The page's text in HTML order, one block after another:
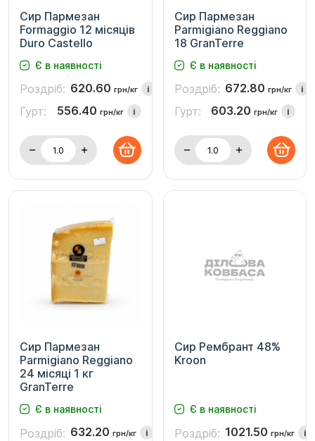
Сир Пармезан
Formaggio 12 місяців
Duro Castello
Є в наявності
Роздріб: 620.60 грн/кг i
Гурт: 556.40 грн/кг i
Сир Пармезан
Parmigiano Reggiano
18 GranTerre
Є в наявності
Роздріб: 672.80 грн/кг i
Гурт: 603.20 грн/кг i
Сир Пармезан
Parmigiano Reggiano
24 місяці 1 кг
GranTerre
Є в наявності
Роздріб: 632.20 грн/кг i
Сир Рембрант 48%
Kroon
Є в наявності
Роздріб: 1021.50 грн/кг i